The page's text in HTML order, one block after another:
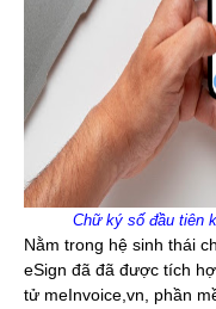
Chữ ký số đầu tiên
Nằm trong hệ sinh thái
eSign đã đã được tích
tử meInvoice,vn, phần